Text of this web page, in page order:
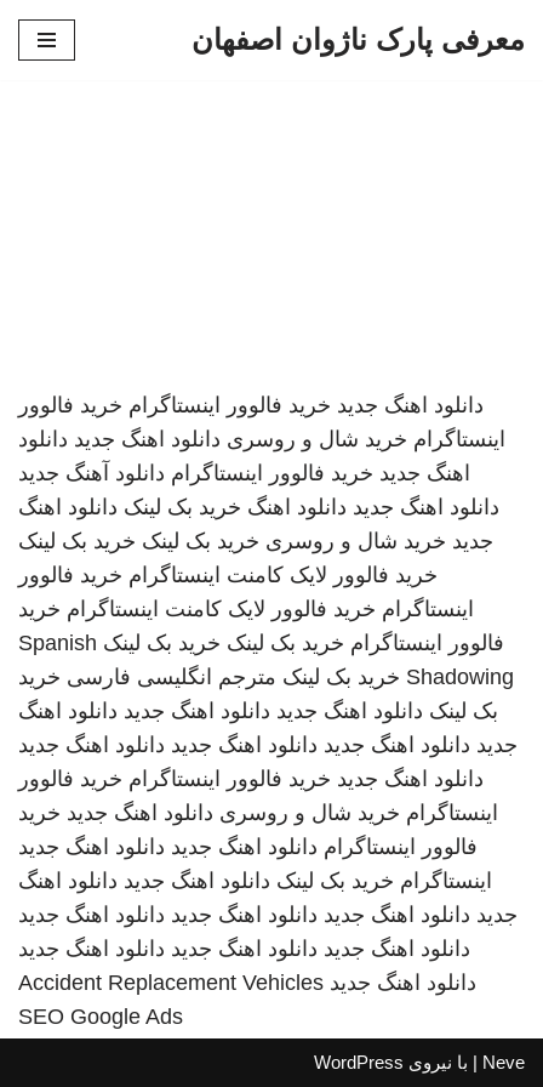
معرفی پارک ناژوان اصفهان
دانلود اهنگ جدید خرید فالوور اینستاگرام خرید فالوور
اینستاگرام خرید شال و روسری دانلود اهنگ جدید دانلود
اهنگ جدید خرید فالوور اینستاگرام دانلود آهنگ جدید
دانلود اهنگ جدید دانلود اهنگ خرید بک لینک دانلود اهنگ
جدید خرید شال و روسری خرید بک لینک خرید بک لینک
خرید فالوور لایک کامنت اینستاگرام خرید فالوور
اینستاگرام خرید فالوور لایک کامنت اینستاگرام خرید
فالوور اینستاگرام خرید بک لینک خرید بک لینک Spanish
Shadowing خرید بک لینک مترجم انگلیسی فارسی خرید
بک لینک دانلود اهنگ جدید دانلود اهنگ جدید دانلود اهنگ
جدید دانلود اهنگ جدید دانلود اهنگ جدید دانلود اهنگ جدید
دانلود اهنگ جدید خرید فالوور اینستاگرام خرید فالوور
اینستاگرام خرید شال و روسری دانلود اهنگ جدید خرید
فالوور اینستاگرام دانلود اهنگ جدید دانلود اهنگ جدید
اینستاگرام خرید بک لینک دانلود اهنگ جدید دانلود اهنگ
جدید دانلود اهنگ جدید دانلود اهنگ جدید دانلود اهنگ جدید
دانلود اهنگ جدید دانلود اهنگ جدید دانلود اهنگ جدید
دانلود اهنگ جدید Accident Replacement Vehicles
SEO Google Ads
Neve | با نیروی WordPress